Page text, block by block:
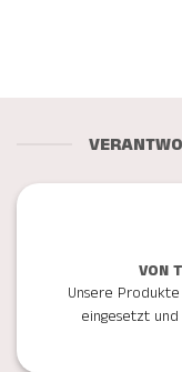
VON
Unsere
eingesetzt